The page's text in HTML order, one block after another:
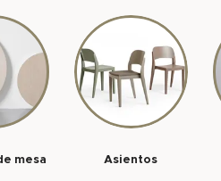
mesa Asientos